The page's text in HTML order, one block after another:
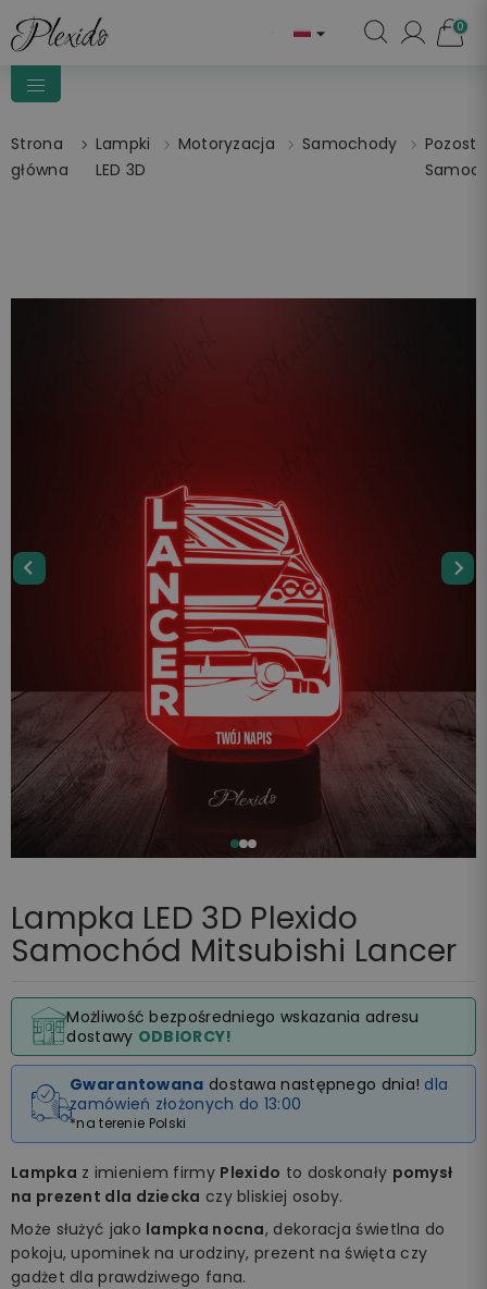
 0
Strona
główna
Lampki
LED 3D
Motoryzacja Samochody
Lampka LED 3D Plexido
Samochód Mitsubishi Lancer
Możliwość bezpośredniego wskazania adresu
dostawy ODBIORCY!
Gwarantowana dostawa następnego dnia! dla
zamówień złożonych do 13:00
*na terenie Polski
Lampka z imieniem firmy Plexido to doskonały pomysł
na prezent dla dziecka czy bliskiej osoby.
Może służyć jako lampka nocna, dekoracja świetlna do
pokoju, upominek na urodziny, prezent na święta czy
gadżet dla prawdziwego fana.